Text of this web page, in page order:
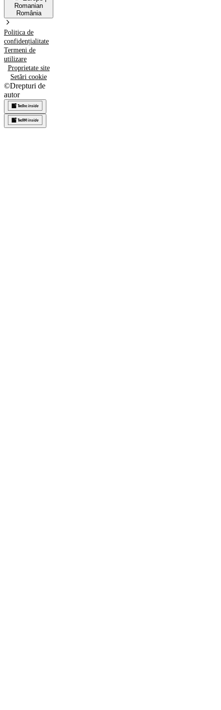
Romanian
România
Politica de
confidențialitate
Termeni de
utilizare
Proprietate site
Setări cookie
©Drepturi de
autor